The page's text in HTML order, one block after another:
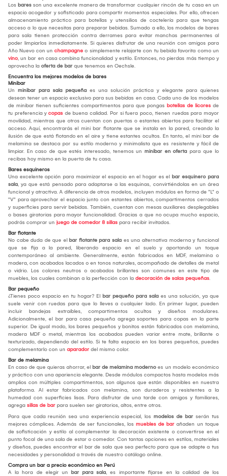
Los bares son una excelente manera de transformar cualquier rincón de tu casa en un
espacio acogedor y sofisticado para compartir momentos especiales. Por ello, ofrecen
almacenamiento práctico para botellas y utensilios de coctelería para que tengas
acceso a lo que necesitas para preparar bebidas. Sumado a ello, los modelos de bares
para sala tienen protección contra derrames para evitar manchas permanentes al
poder limpiarlos inmediatamente. Si quieres disfrutar de una reunión con amigos para
Año Nuevo con un champagne o simplemente relajarte con tu bebida favorita como un
vino, un bar en casa combina funcionalidad y estilo. Entonces, no pierdas más tiempo y
aprovecha la oferta de bar que tenemos en Oechsle.
Encuentra los mejores modelos de bares
Minibar
Un minibar para sala pequeña es una solución práctica y elegante para quienes
desean tener un espacio exclusivo para sus bebidas en casa. Cada uno de los modelos
de minibar tienen suficientes compartimentos para que pongas botellas de licores de
tu preferencia y copas de buena calidad. Por si fuera poco, tienen ruedas para mayor
movilidad, mientras que otros cuentan con puertas o estantes abiertos para facilitar el
acceso. Aquí, encontrarás el mini bar flotante que se instala en la pared, creando la
ilusión de que está flotando en el aire y tiene estantes ocultos. En tanto, el mini bar de
melamina se destaca por su estilo moderno y minimalista que es resistente y fácil de
limpiar. En caso de que estés interesado, tenemos un minibar en oferta para que lo
recibas hoy mismo en la puerta de tu casa.
Bares esquineros
Una excelente opción para maximizar el espacio en el hogar es el bar esquinero para
sala, ya que está pensado para adaptarse a las esquinas, convirtiéndolas en un área
funcional y atractiva. A diferencia de otros modelos, incluyen módulos en forma de "L" o
"V" para aprovechar el espacio junto con estantes abiertos, compartimentos cerrados
y superficies para servir bebidas. También, cuentan con mesas auxiliares desplegables
o bases giratorias para mayor funcionalidad. Gracias a que no ocupa mucho espacio,
podrás comprar un juego de comedor 8 sillas para recibir invitados.
Bar flotante
No cabe duda de que el bar flotante para sala es una alternativa moderna y funcional
que se fija a la pared, liberando espacio en el suelo y aportando un toque
contemporáneo al ambiente. Generalmente, están fabricados en MDF, melamina o
madera, con acabados lacados o en tonos naturales, acompañado de detalles de metal
o vidrio. Los colores neutros o acabados brillantes son comunes en este tipo de
muebles, los cuales combinan a la perfección con la decoración de salas pequeñas.
Bar pequeño
¿Tienes poco espacio en tu hogar? El bar pequeño para sala es una solución, ya que
suele venir con ruedas para que lo lleves a cualquier lado. En primer lugar, pueden
incluir bandejas extraíbles, compartimentos ocultos y diseños modulares.
Adicionalmente, el bar para casa pequeña agrega soportes para copas en la parte
superior. De igual modo, los bares pequeños y bonitos están fabricados con melamina,
madera MDF o metal, mientras los acabados pueden variar entre mate, brillante o
texturizado, dependiendo del estilo. Si te falta espacio en los bares pequeños, puedes
complementarlo con un aparador del mismo color.
Bar de melamina
En caso de que quieras ahorrar, el bar de melamina moderno es un modelo económico
y práctico con una apariencia elegante. Desde módulos compactos hasta modelos más
amplios con múltiples compartimentos, son algunos que están disponibles en nuestra
plataforma. Al estar fabricados con melamina, son duraderos y resistentes a la
humedad con superficies lisas. Para disfrutar de una tarde con amigos y familiares,
agrega sillas de bar para suelen ser giratorios, altos, entre otros.
Para que cada reunión sea una experiencia especial, los modelos de bar serán tus
mejores cómplices. Además de ser funcionales, los muebles de bar añaden un toque
de sofisticación y estilo al complementar la decoración existente o convertirse en el
punto focal de una sala de estar o comedor. Con tantas opciones en estilos, materiales
y diseños, puedes encontrar el bar de sala que sea perfecto para que se adapte a tus
necesidades y personalidad a través de nuestro catálogo online.
Compra un bar a precio económico en Perú
A la hora de elegir un bar para sala, es importante fijarse en la calidad de los